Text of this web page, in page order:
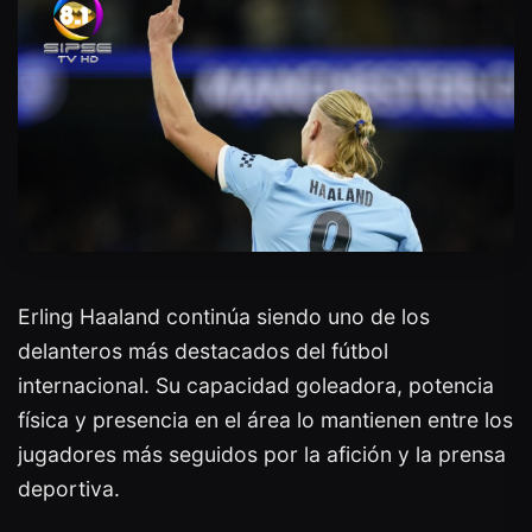
Erling Haaland continúa siendo uno de los
delanteros más destacados del fútbol
internacional. Su capacidad goleadora, potencia
física y presencia en el área lo mantienen entre los
jugadores más seguidos por la afición y la prensa
deportiva.